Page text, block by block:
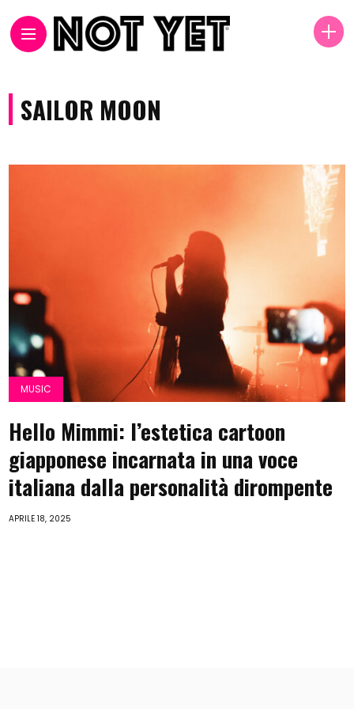
SAILOR MOON
MUSIC
Hello Mimmi: l’estetica cartoon
giapponese incarnata in una voce
italiana dalla personalità dirompente
APRILE 18, 2025